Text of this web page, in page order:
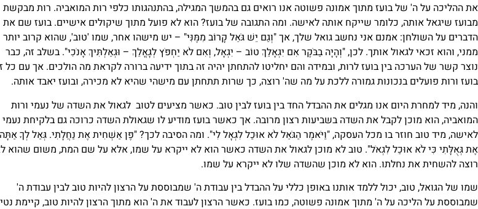
את ההליכה על ה' של בועז מתוך אמונה פשוטה אנו רואים גם בהמשך המגילה, בהתנהגותו כלפי רות המואביה. רות מבקשת
מבועז שיגאל אותה, כלומר שייקח אותה לאישה. ומה התגובה של בועז? הוא לא פועל מתוך שיקולים אישיים. בועז שם את
הדברים על השולחן: אמנם אני נחשב גואל שלך, אך "וְגַם יֵשׁ גֹּאֵל קָרוֹב מִמֶּנִּי" – יש מישהו אחר, שמו 'טוב', שהוא קרוב יותר
ממני, והוא זכאי לגאול אותך. לכן, "וְהָיָה בַבֹּקֶר אִם יִגְאָלֵךְ טוֹב – יִגְאָל, וְאִם לֹא יַחְפֹּץ לְגׇאֳלֵךְ – וּגְאַלְתִּיךְ אָנֹכִי". בשלב זה, כבר
נוצר קשר של הערכה בין בועז לרות, ובמידה והם יחליטו להתחתן יהיה זה בתוך ידיעה ברורה לקראת מה הולכים. אך עם כל
בועז ורות פועלים בנכונות גמורה ללכת על מה שה' רוצה, כך שרות תתחתן עם מישהי שהיא לא מכירה, ובועז יאבד אותה.
והנה, מיד למחרת היום אנו מגלים את ההבדל החד בין בועז לבין טוב. כאשר מציעים לטוב לגאול את השדה של נעמי ורות
המואביה, הוא מוכן לקבל את השדה בשביעות רצון מרובה. אך כאשר בועז מודיע לו שגאולת השדה כרוכה גם בלקיחת נעמי
לאישה, מיד טוב חוזר בו מכל העסקה, "וַיֹּאמֶר הַגֹּאֵל לֹא אוּכַל לִגְאׇל לִי". ומה הסיבה לכך? "פֶּן אַשְׁחִית אֶת נַחֲלָתִי. גְּאַל לְךָ אַתָּה
אֶת גְּאֻלָּתִי כִּי לֹא אוּכַל לִגְאֹל". טוב לא מוכן לגאול את השדה כאשר הוא לא ייקרא על שמו, אלא על שם המת, משום שהוא
רוצה להשחית את נחלתו. הוא לא מוכן שהשדה שלו לא ייקרא על שמו.
שמו של הגואל, טוב, יכול ללמד אותנו באופן כללי על ההבדל בין עבודת ה' שמבוססת על הרצון להיות טוב לבין עבודת ה'
שמבוססת על הליכה על ה' מתוך אמונה פשוטה, כמו בועז. כאשר הרצון לעבוד את ה' הוא מתוך הרצון להיות טוב, קיימת